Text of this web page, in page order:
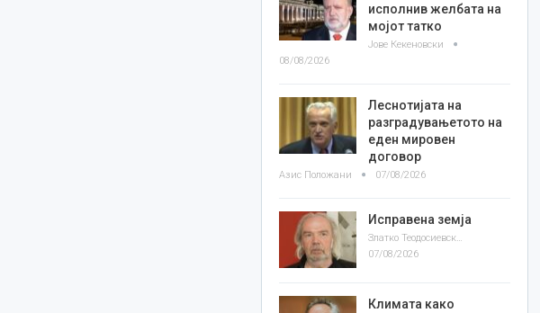
исполнив желбата на
мојот татко
Јове Кекеновски
08/08/2026
Леснотијата на
разградувањетото на
еден мировен
договор
Азис Положани 07/08/2026
Исправена земја
Златко Теодосиевски
07/08/2026
Климата како